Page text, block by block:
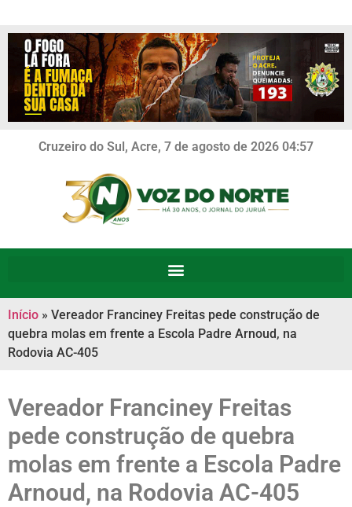
Cruzeiro do Sul, Acre, 7 de agosto de 2026 04:57
Início » Vereador Franciney Freitas pede construção de
quebra molas em frente a Escola Padre Arnoud, na
Rodovia AC-405
Vereador Franciney Freitas
pede construção de quebra
molas em frente a Escola Padre
Arnoud, na Rodovia AC-405